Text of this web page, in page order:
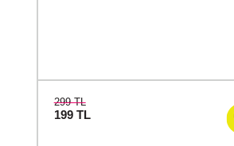
299 TL
199 TL